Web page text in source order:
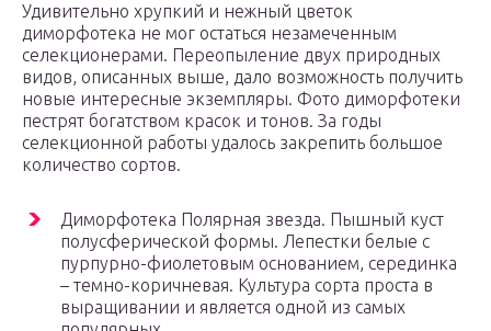
Удивительно хрупкий и нежный цветок
диморфотека не мог остаться незамеченным
селекционерами. Переопыление двух природных
видов, описанных выше, дало возможность получить
новые интересные экземпляры. Фото диморфотеки
пестрят богатством красок и тонов. За годы
селекционной работы удалось закрепить большое
количество сортов.
Диморфотека Полярная звезда. Пышный куст
полусферической формы. Лепестки белые с
пурпурно-фиолетовым основанием, серединка
– темно-коричневая. Культура сорта проста в
выращивании и является одной из самых